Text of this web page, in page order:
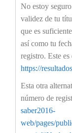
No estoy
validez de tu
que es
así como tu
registro. Este es
https://
Esta otra
número de
saber2016-
web/pages/